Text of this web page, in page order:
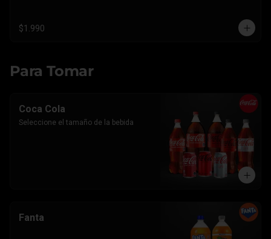
$1.990
Para Tomar
Coca Cola
Seleccione el tamaño de la bebida
Fanta